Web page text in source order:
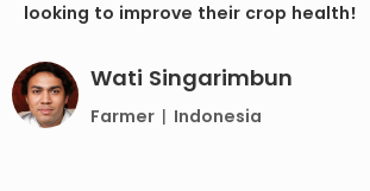
looking to improve their crop health!
Wati Singarimbun
Farmer | Indonesia